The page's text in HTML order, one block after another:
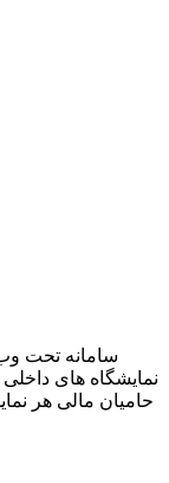
سامانه تحت وب
نمایشگاه های
حامیان مالی هر